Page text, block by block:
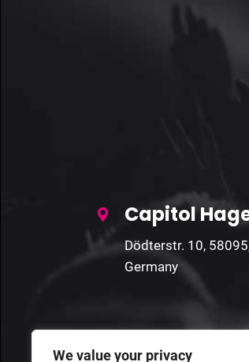
We value your privacy
Capitol
Dödterstr. 10,
Germany